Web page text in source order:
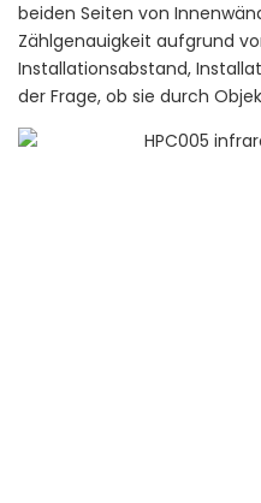
beiden Seiten von
Zählgenauigkeit aufgrund
Installationsabstand,
der Frage, ob sie durch